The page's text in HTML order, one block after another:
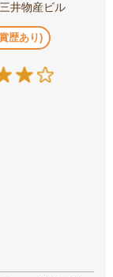
井物産ビル
歴あり)